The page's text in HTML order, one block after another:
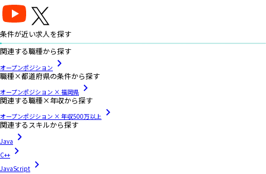
条件が近い求人を探す
関連する職種から探す
オープンポジション
職種×都道府県の条件から探す
オープンポジション × 福岡県
関連する職種×年収から探す
オープンポジション × 年収500万以上
関連するスキルから探す
Java
C++
JavaScript